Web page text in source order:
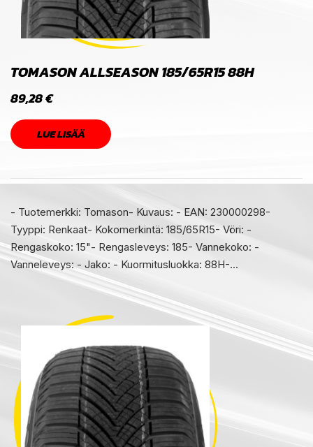
TOMASON ALLSEASON 185/65R15 88H
89,28€
LUE LISÄÄ
- Tuotemerkki: Tomason- Kuvaus: - EAN: 230000298-
Tyyppi: Renkaat- Kokomerkintä: 185/65R15- Vöri: -
Rengaskoko: 15"- Rengasleveys: 185- Vannekoko: -
Vanneleveys: - Jako: - Kuormitusluokka: 88H-…